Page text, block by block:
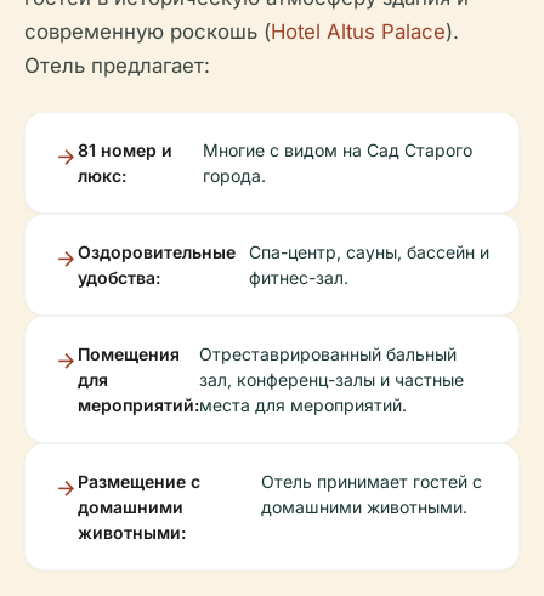
современную роскошь (Hotel Altus Palace).
Отель предлагает:
81 номер и
люкс:
Многие с видом на Сад Старого
города.
Оздоровительные
удобства:
Спа-центр, сауны, бассейн и
фитнес-зал.
Помещения
для
мероприятий:
Отреставрированный бальный
зал, конференц-залы и частные
места для мероприятий.
Размещение с
домашними
животными:
Отель принимает гостей с
домашними животными.